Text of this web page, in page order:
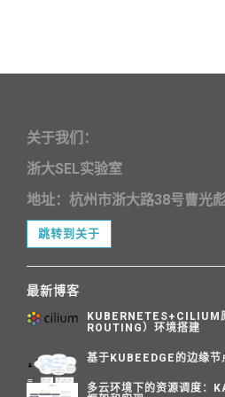
关于我们：
浙大SEL实验室
地址：杭州市浙大路38号曹光
跳转到关于
最新博客
KUBERNETES+CILIUM
ROUTING）环境搭建
基于KUBEEDGE的边缘节
多云环境下的资源调度：